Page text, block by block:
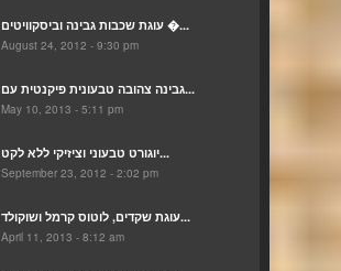
עוגת שכבות גבינה וביסקוויטים �...
August 24, 2012 - 9:30 pm
גבינה צהובה טבעונית פיקנטית עם...
May 10, 2013 - 5:11 pm
יוגורט טבעוני וציזיקי ללא לקט...
September 23, 2012 - 2:02 pm
עוגת שקדים, לוטוס קרמל ושוקולד...
April 11, 2013 - 8:12 am